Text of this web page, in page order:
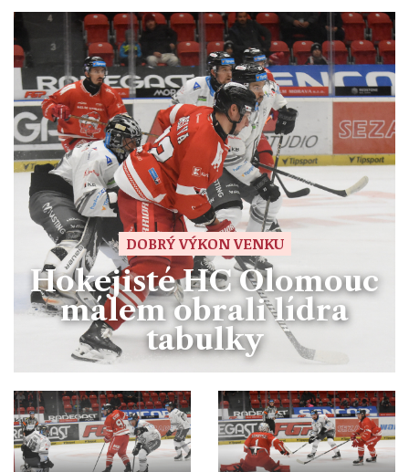
DOBRÝ VÝKON VENKU
Hokejisté HC Olomouc
málem obrali lídra
tabulky